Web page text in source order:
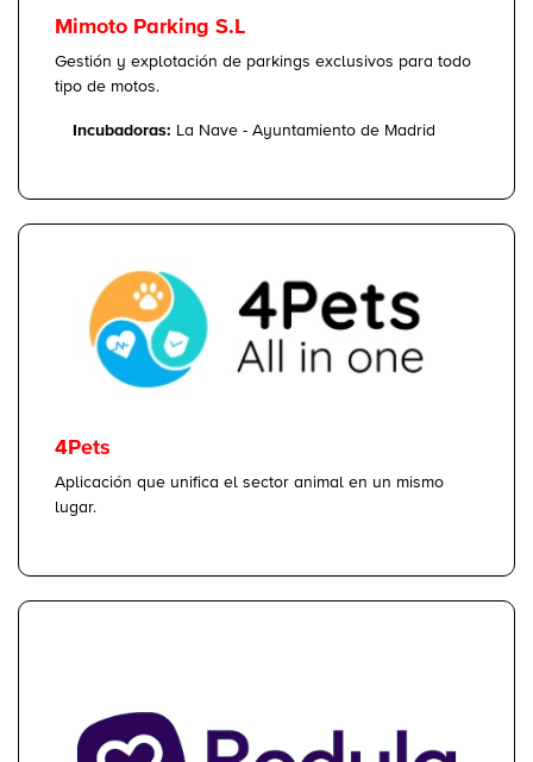
Mimoto Parking S.L
Gestión y explotación de parkings exclusivos para todo
tipo de motos.
Incubadoras: La Nave - Ayuntamiento de Madrid
4Pets
Aplicación que unifica el sector animal en un mismo
lugar.